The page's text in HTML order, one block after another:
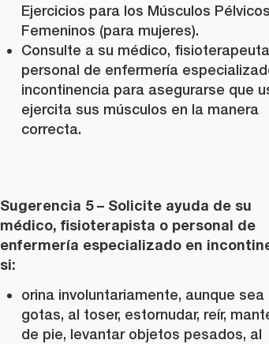
Ejercicios para los Músculos Pélvicos
Femeninos (para mujeres).
Consulte a su médico,
personal de enfermería
incontinencia para asegurarse que
ejercita sus músculos en la manera
correcta.
Sugerencia 5 – Solicite ayuda de su
médico, fisioterapista o personal de
enfermería especializado en
si:
orina involuntariamente, aunque sea
gotas, al toser, estornudar, reír,
de pie, levantar objetos pesados, al